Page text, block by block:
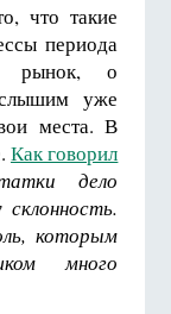
что такие
периода
рынок, о
слышим уже
места. В
Как говорил
дело
которым
много